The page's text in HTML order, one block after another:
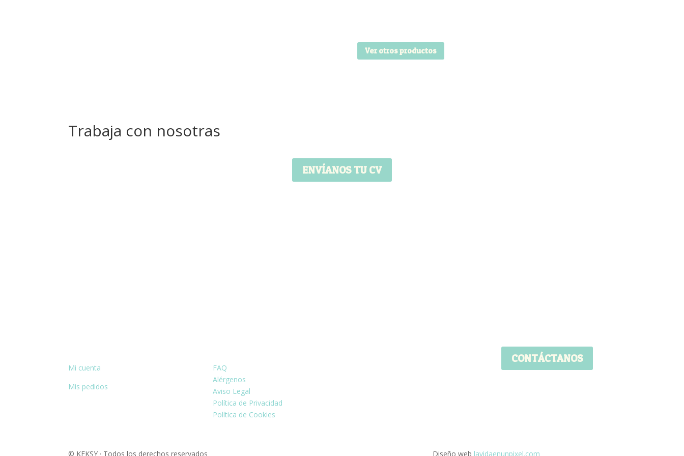
Ver otros productos
Trabaja con nosotras
ENVÍANOS TU CV
Mi cuenta
Mis pedidos
FAQ
Alérgenos
Aviso Legal
Política de Privacidad
Política de Cookies
CONTÁCTANOS
© KEKSY · Todos los derechos reservados Diseño web lavidaenunpixel.com